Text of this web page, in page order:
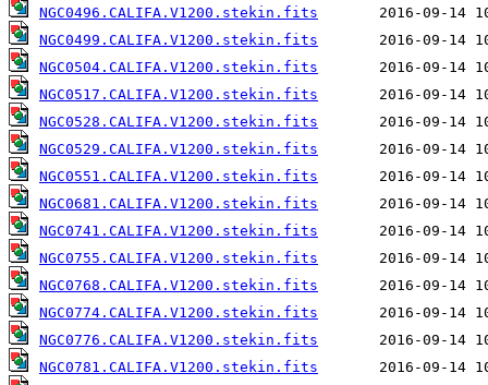
NGC0496.CALIFA.V1200.stekin.fits
NGC0499.CALIFA.V1200.stekin.fits
NGC0504.CALIFA.V1200.stekin.fits
NGC0517.CALIFA.V1200.stekin.fits
NGC0528.CALIFA.V1200.stekin.fits
NGC0529.CALIFA.V1200.stekin.fits
NGC0551.CALIFA.V1200.stekin.fits
NGC0681.CALIFA.V1200.stekin.fits
NGC0741.CALIFA.V1200.stekin.fits
NGC0755.CALIFA.V1200.stekin.fits
NGC0768.CALIFA.V1200.stekin.fits
NGC0774.CALIFA.V1200.stekin.fits
NGC0776.CALIFA.V1200.stekin.fits
NGC0781.CALIFA.V1200.stekin.fits